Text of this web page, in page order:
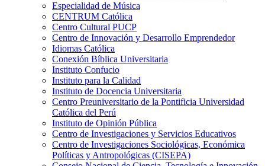
Especialidad de Música
CENTRUM Católica
Centro Cultural PUCP
Centro de Innovación y Desarrollo Emprendedor
Idiomas Católica
Conexión Bíblica Universitaria
Instituto Confucio
Instituto para la Calidad
Instituto de Docencia Universitaria
Centro Preuniversitario de la Pontificia Universidad
Católica del Perú
Instituto de Opinión Pública
Centro de Investigaciones y Servicios Educativos
Centro de Investigaciones Sociológicas, Económica
Políticas y Antropológicas (CISEPA)